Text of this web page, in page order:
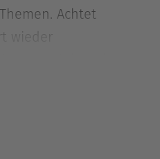
Achtet
wieder
Gardening-